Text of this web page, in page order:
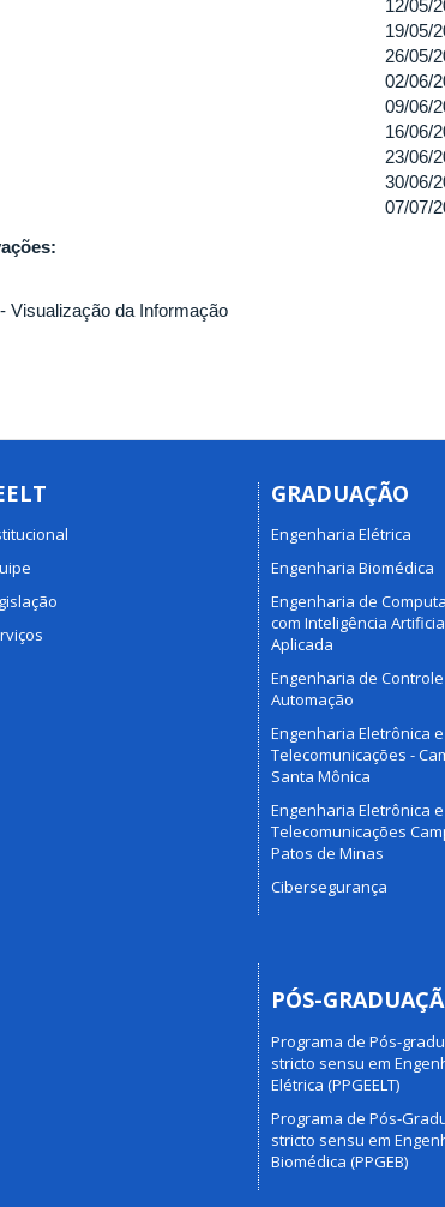
12/05/
19/05/
26/05/
02/06/
09/06/
16/06/
23/06/
30/06/
07/07/
Visualização da Informação
GRADUAÇÃO
Engenharia Elétrica
Engenharia Biomédica
Engenharia de
com Inteligência
Aplicada
Engenharia de
Automação
Engenharia Eletrônica
Telecomunicações -
Santa Mônica
Engenharia Eletrônica
Telecomunicações
Patos de Minas
Cibersegurança
PÓS-
Programa de Pós-
stricto sensu em
Elétrica (PPGEELT)
Programa de Pós-
stricto sensu em
Biomédica (PPGEB)